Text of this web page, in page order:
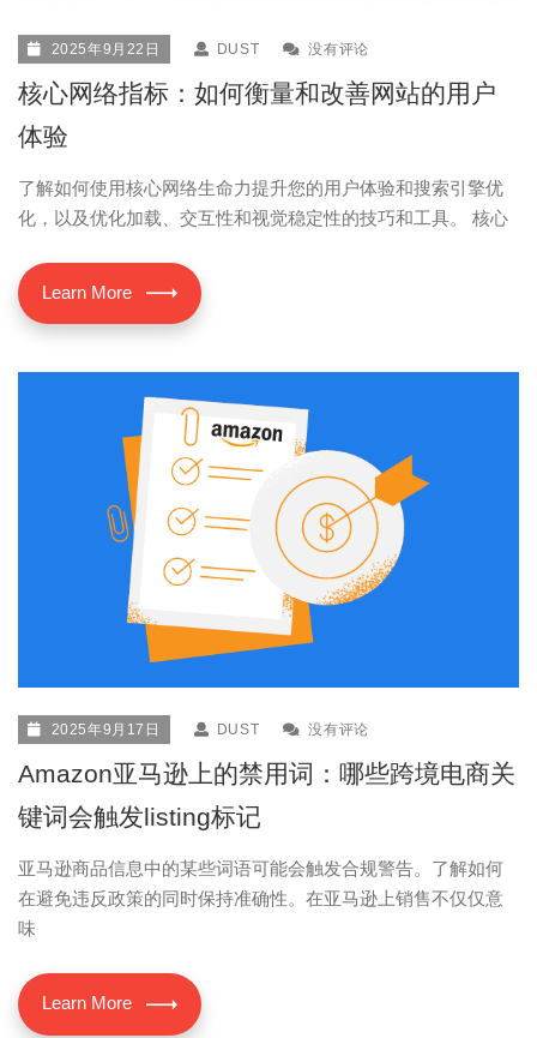
2025年9月22日 DUST 没有评论
核心网络指标：如何衡量和改善网站的用户
体验
了解如何使用核心网络生命力提升您的用户体验和搜索引擎优
化，以及优化加载、交互性和视觉稳定性的技巧和工具。 核心
Learn More
2025年9月17日 DUST 没有评论
Amazon亚马逊上的禁用词：哪些跨境电商关
键词会触发listing标记
亚马逊商品信息中的某些词语可能会触发合规警告。了解如何
在避免违反政策的同时保持准确性。在亚马逊上销售不仅仅意
味
Learn More